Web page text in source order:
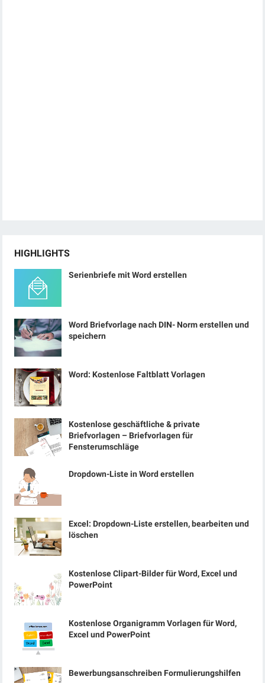
HIGHLIGHTS
Serienbriefe mit Word erstellen
Word Briefvorlage nach DIN- Norm erstellen und
speichern
Word: Kostenlose Faltblatt Vorlagen
Kostenlose geschäftliche & private
Briefvorlagen – Briefvorlagen für
Fensterumschläge
Dropdown-Liste in Word erstellen
Excel: Dropdown-Liste erstellen, bearbeiten und
löschen
Kostenlose Clipart-Bilder für Word, Excel und
PowerPoint
Kostenlose Organigramm Vorlagen für Word,
Excel und PowerPoint
Bewerbungsanschreiben Formulierungshilfen